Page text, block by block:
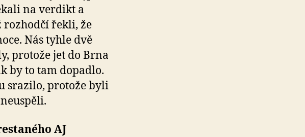
na verdikt a
rozhodčí řekli, že
Nás tyhle dvě
protože jet do Brna
by to tam dopadlo.
srazilo, protože byli
AJ